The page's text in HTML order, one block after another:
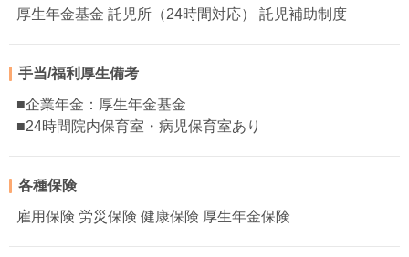
厚生年金基金 託児所（24時間対応） 託児補助制度
手当/福利厚生備考
■企業年金：厚生年金基金
■24時間院内保育室・病児保育室あり
各種保険
雇用保険 労災保険 健康保険 厚生年金保険